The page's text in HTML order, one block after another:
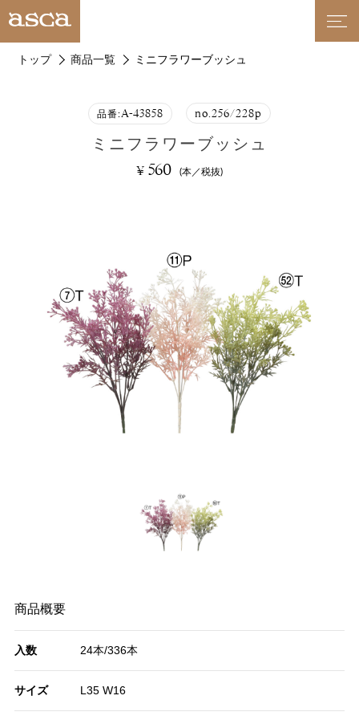
トップ 商品一覧 ミニフラワーブッシュ
品番:A-43858 no.256/228p
ミニフラワーブッシュ
¥ 560 (本／税抜)
商品概要
入数 24本/336本
サイズ L35 W16